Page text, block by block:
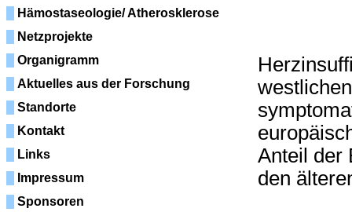
Hämostaseologie/ Atherosklerose
Netzprojekte
Organigramm
Aktuelles aus der Forschung
Standorte
Kontakt
Links
Impressum
Sponsoren
Anteil der
den